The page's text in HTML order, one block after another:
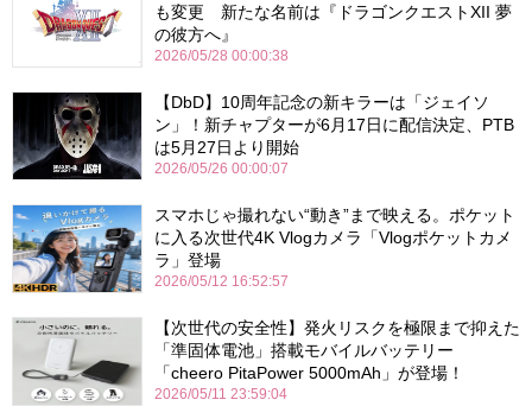
も変更 新たな名前は『ドラゴンクエストXII 夢
の彼方へ』
2026/05/28 00:00:38
【DbD】10周年記念の新キラーは「ジェイソ
ン」！新チャプターが6月17日に配信決定、PTB
は5月27日より開始
2026/05/26 00:00:07
スマホじゃ撮れない“動き”まで映える。ポケット
に入る次世代4K Vlogカメラ「Vlogポケットカメ
ラ」登場
2026/05/12 16:52:57
【次世代の安全性】発火リスクを極限まで抑えた
「準固体電池」搭載モバイルバッテリー
「cheero PitaPower 5000mAh」が登場！
2026/05/11 23:59:04